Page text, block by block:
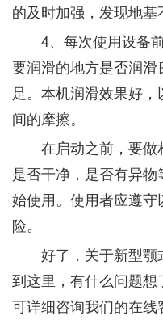
的及时加强，发现地基
4、每次使用设备前
要润滑的地方是否润
足。本机润滑效果好
间的摩擦。
在启动之前，要做
是否干净，是否有异
始使用。使用者应遵
险。
好了，关于新型颚
到这里，有什么问题
可详细咨询我们的在